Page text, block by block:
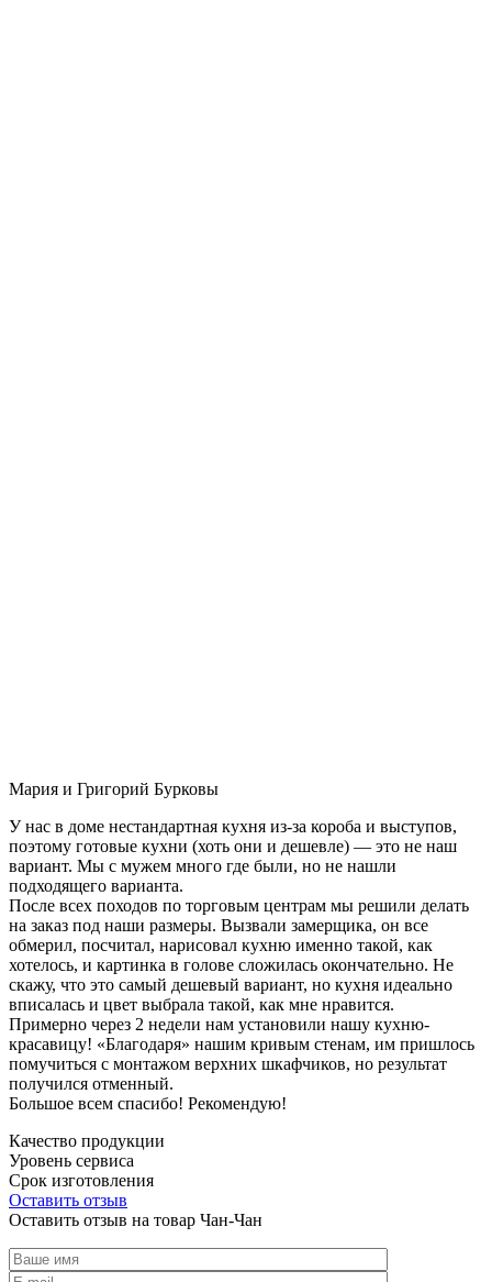
Мария и Григорий Бурковы
У нас в доме нестандартная кухня из-за короба и выступов,
поэтому готовые кухни (хоть они и дешевле) — это не наш
вариант. Мы с мужем много где были, но не нашли
подходящего варианта.
После всех походов по торговым центрам мы решили делать
на заказ под наши размеры. Вызвали замерщика, он все
обмерил, посчитал, нарисовал кухню именно такой, как
хотелось, и картинка в голове сложилась окончательно. Не
скажу, что это самый дешевый вариант, но кухня идеально
вписалась и цвет выбрала такой, как мне нравится.
Примерно через 2 недели нам установили нашу кухню-
красавицу! «Благодаря» нашим кривым стенам, им пришлось
помучиться с монтажом верхних шкафчиков, но результат
получился отменный.
Большое всем спасибо! Рекомендую!
Качество продукции
Уровень сервиса
Срок изготовления
Оставить отзыв
Оставить отзыв на товар Чан-Чан